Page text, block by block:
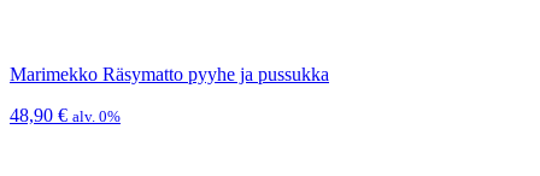
Marimekko Räsymatto pyyhe ja pussukka
48,90 € alv. 0%